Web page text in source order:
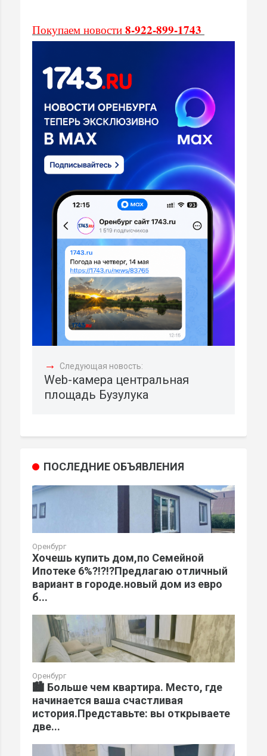
Покупаем новости 8-922-899-1743
→ Следующая новость:
Web-камера центральная
площадь Бузулука
ПОСЛЕДНИЕ ОБЪЯВЛЕНИЯ
Оренбург
Хочешь купить дом,по Семейной
Ипотеке 6%?!?!?Предлагаю отличный
вариант в городе.новый дом из евро
б...
Оренбург
🏙️ Больше чем квартира. Место, где
начинается ваша счастливая
история.Представьте: вы открываете
две...